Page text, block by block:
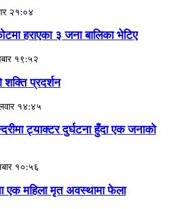
२१:०४
हराएका ३ जना बालिका भेटिए
१९:५२
शक्ति प्रदर्शन
१४:४५
ट्याक्टर दुर्घटना हुँदा एक जनाकाे
१०:५६
एक महिला मृत अवस्थामा फेला